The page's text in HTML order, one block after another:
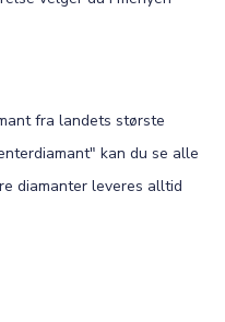
fra landets største
kan du se alle
diamanter leveres alltid